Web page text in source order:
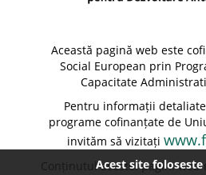
Această pagină web este
Social European prin
Capacitate
Pentru informații
programe cofinanțate de
invităm să vizitați
Conținutul acestei pagini
Acest site